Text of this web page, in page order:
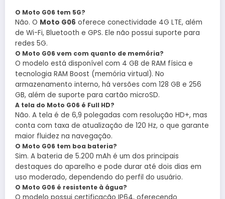
O Moto G06 tem 5G?
Não. O Moto G06 oferece conectividade 4G LTE, além
de Wi-Fi, Bluetooth e GPS. Ele não possui suporte para
redes 5G.
O Moto G06 vem com quanto de memória?
O modelo está disponível com 4 GB de RAM física e
tecnologia RAM Boost (memória virtual). No
armazenamento interno, há versões com 128 GB e 256
GB, além de suporte para cartão microSD.
A tela do Moto G06 é Full HD?
Não. A tela é de 6,9 polegadas com resolução HD+, mas
conta com taxa de atualização de 120 Hz, o que garante
maior fluidez na navegação.
O Moto G06 tem boa bateria?
Sim. A bateria de 5.200 mAh é um dos principais
destaques do aparelho e pode durar até dois dias em
uso moderado, dependendo do perfil do usuário.
O Moto G06 é resistente à água?